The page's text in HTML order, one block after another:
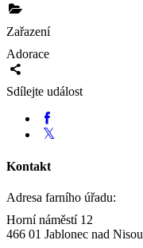
Zařazení
Adorace
Sdílejte událost
Kontakt
Adresa farního úřadu:
Horní náměstí 12
466 01 Jablonec nad Nisou